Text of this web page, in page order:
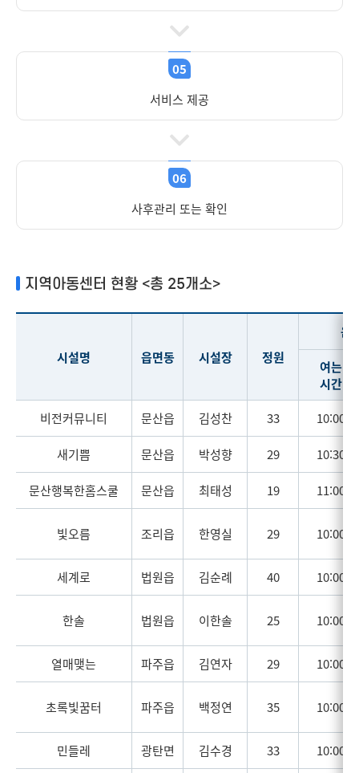
05
서비스 제공
06
사후관리 또는 확인
지역아동센터 현황 <총 25개소>
시설명 읍면동 시설장 정원
운
여는
시간
비전커뮤니티 문산읍 김성찬 33 10:00
새기쁨 문산읍 박성향 29 10:30
문산행복한홈스쿨 문산읍 최태성 19 11:00
빛오름 조리읍 한영실 29 10:00
세계로 법원읍 김순례 40 10:00
한솔 법원읍 이한솔 25 10:00
열매맺는 파주읍 김연자 29 10:00
초록빛꿈터 파주읍 백정연 35 10:00
민들레 광탄면 김수경 33 10:00